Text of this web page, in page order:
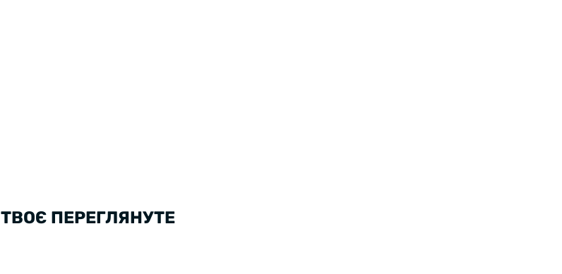
ТВОЄ ПЕРЕГЛЯНУТЕ